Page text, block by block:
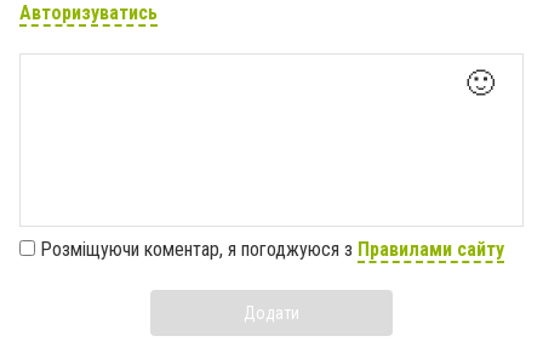
Авторизуватись
🙂
Розміщуючи коментар, я погоджуюся з Правилами сайту
Додати